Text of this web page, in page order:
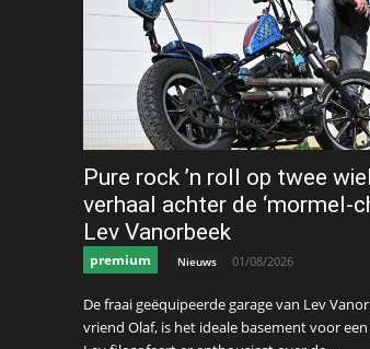
Pure rock ’n roll op twee
verhaal achter de ‘mormel-
Lev Vanorbeek
premium Nieuws 01/08/2026
De fraai geëquipeerde garage van Lev
vriend Olaf, is het ideale basement voor